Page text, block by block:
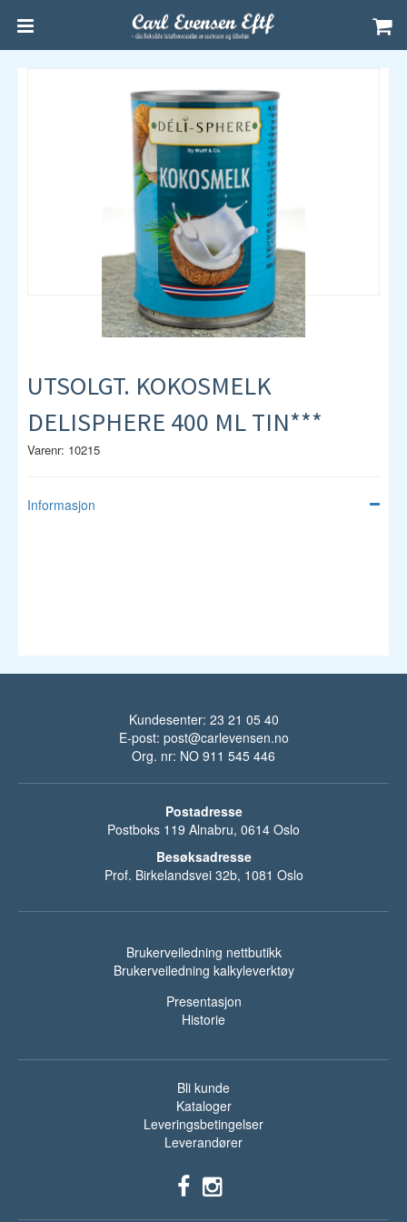
UTSOLGT. KOKOSMELK
DELISPHERE 400 ML TIN***
Varenr: 10215
Informasjon
Kundesenter: 23 21 05 40
E-post: post@carlevensen.no
Org. nr: NO 911 545 446
Postadresse
Postboks 119 Alnabru, 0614 Oslo
Besøksadresse
Prof. Birkelandsvei 32b, 1081 Oslo
Brukerveiledning nettbutikk
Brukerveiledning kalkyleverktøy
Presentasjon
Historie
Bli kunde
Kataloger
Leveringsbetingelser
Leverandører